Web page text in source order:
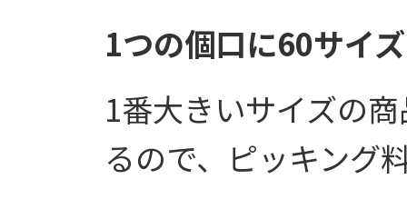
1つの個口に60サイ
1番大きいサイズの
るので、ピッキング